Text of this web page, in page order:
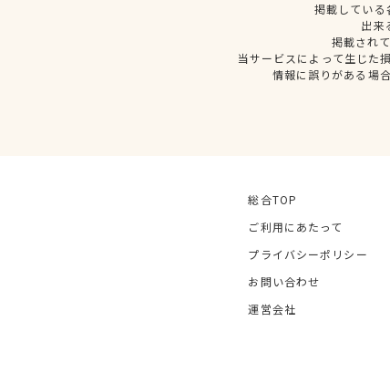
掲載している
出来
掲載され
当サービスによって生じた
情報に誤りがある場
総合TOP
ご利用にあたって
プライバシーポリシー
お問い合わせ
運営会社